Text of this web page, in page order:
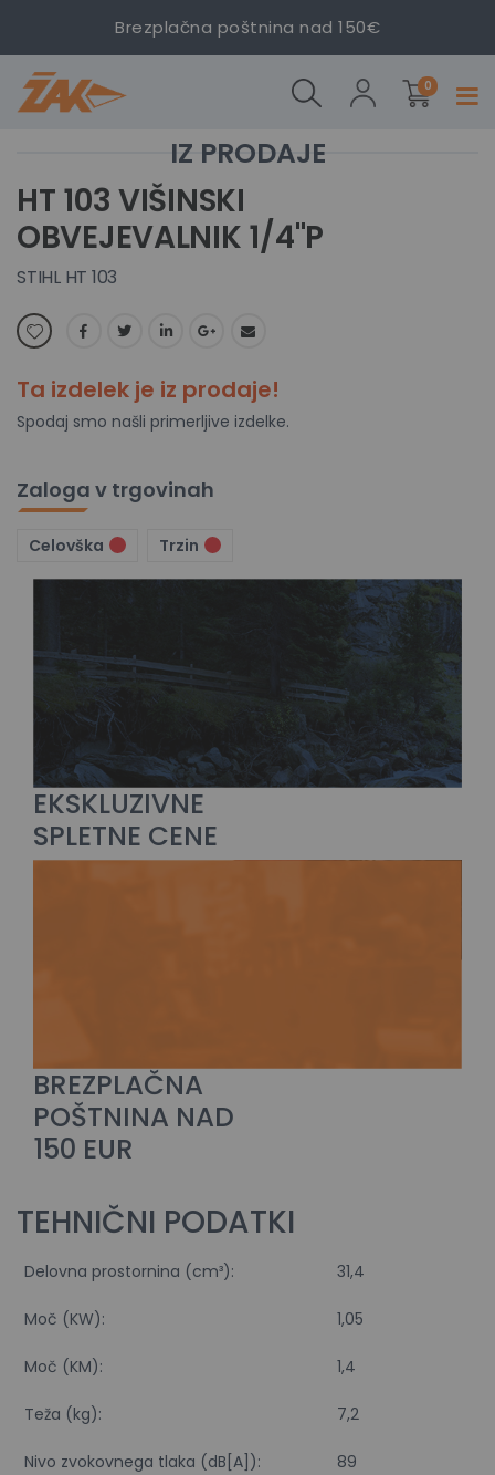
Brezplačna poštnina nad 150€
0izdelki
na
konec
galerije
slik
Stihl
HT
na
začetek
galerije
slik
HT 103 VIŠINSKI
OBVEJEVALNIK 1/4"P
STIHL HT 103
Ta izdelek je iz prodaje!
Spodaj smo našli primerljive izdelke.
Zaloga v trgovinah
Celovška Trzin
EKSKLUZIVNE
SPLETNE CENE
BREZPLAČNA
POŠTNINA NAD
150 EUR
TEHNIČNI PODATKI
Delovna prostornina (cm³): 31,4
Moč (KW): 1,05
Moč (KM): 1,4
Teža (kg): 7,2
Nivo zvokovnega tlaka (dB[A]): 89